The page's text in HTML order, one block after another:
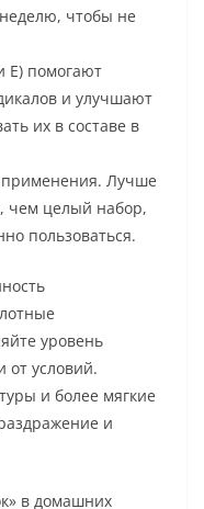
чтобы не
E) помогают
и улучшают
их в составе в
применения. Лучше
чем целый набор,
пользоваться.
уровень
от условий.
и более мягкие
и
в домашних